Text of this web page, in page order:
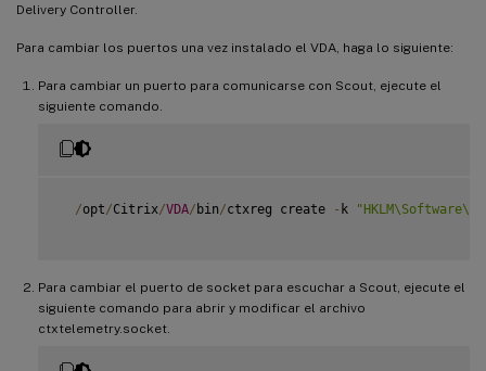
Delivery Controller.
Para cambiar los puertos una vez instalado el VDA, haga lo siguiente:
Para cambiar un puerto para comunicarse con Scout, ejecute el
siguiente comando.
/opt/Citrix/VDA/ bin/ctxreg create - k
Para cambiar el puerto de socket para escuchar a Scout, ejecute el
siguiente comando para abrir y modificar el archivo
ctxtelemetry.socket.